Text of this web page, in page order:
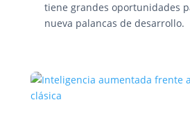
tiene grandes oportunidades
nueva palancas de desarrollo.